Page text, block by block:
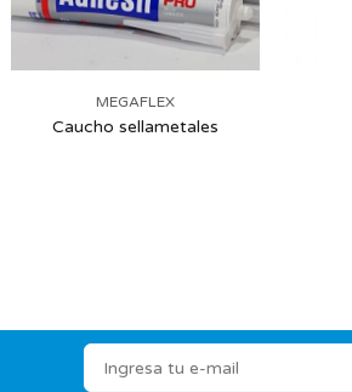
MEGAFLEX
Caucho sellametales